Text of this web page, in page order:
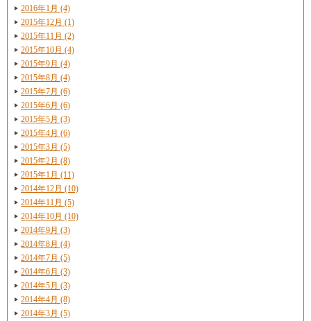
2016年1月 (4)
2015年12月 (1)
2015年11月 (2)
2015年10月 (4)
2015年9月 (4)
2015年8月 (4)
2015年7月 (6)
2015年6月 (6)
2015年5月 (3)
2015年4月 (6)
2015年3月 (5)
2015年2月 (8)
2015年1月 (11)
2014年12月 (10)
2014年11月 (5)
2014年10月 (10)
2014年9月 (3)
2014年8月 (4)
2014年7月 (5)
2014年6月 (3)
2014年5月 (3)
2014年4月 (8)
2014年3月 (5)